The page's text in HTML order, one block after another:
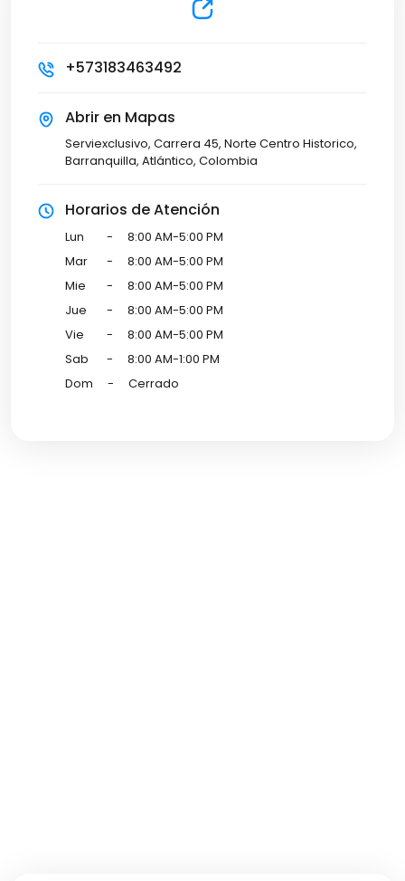
+573183463492
Abrir en Mapas
Serviexclusivo, Carrera 45, Norte Centro Historico,
Barranquilla, Atlántico, Colombia
Horarios de Atención
Lun -
8:00 AM-5:00 PM
Mar
-
8:00 AM-5:00 PM
Mie
-
8:00 AM-5:00 PM
Jue
-
8:00 AM-5:00 PM
Vie
-
8:00 AM-5:00 PM
Sab
-
8:00 AM-1:00 PM
Dom
- Cerrado